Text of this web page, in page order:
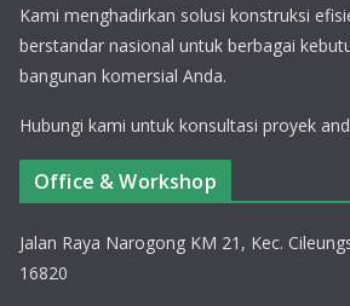
Kami menghadirkan solusi konstruksi
berstandar nasional untuk berbagai
bangunan komersial Anda.
Hubungi kami untuk konsultasi proyek
Office & Workshop
Jalan Raya Narogong KM 21, Kec.
16820